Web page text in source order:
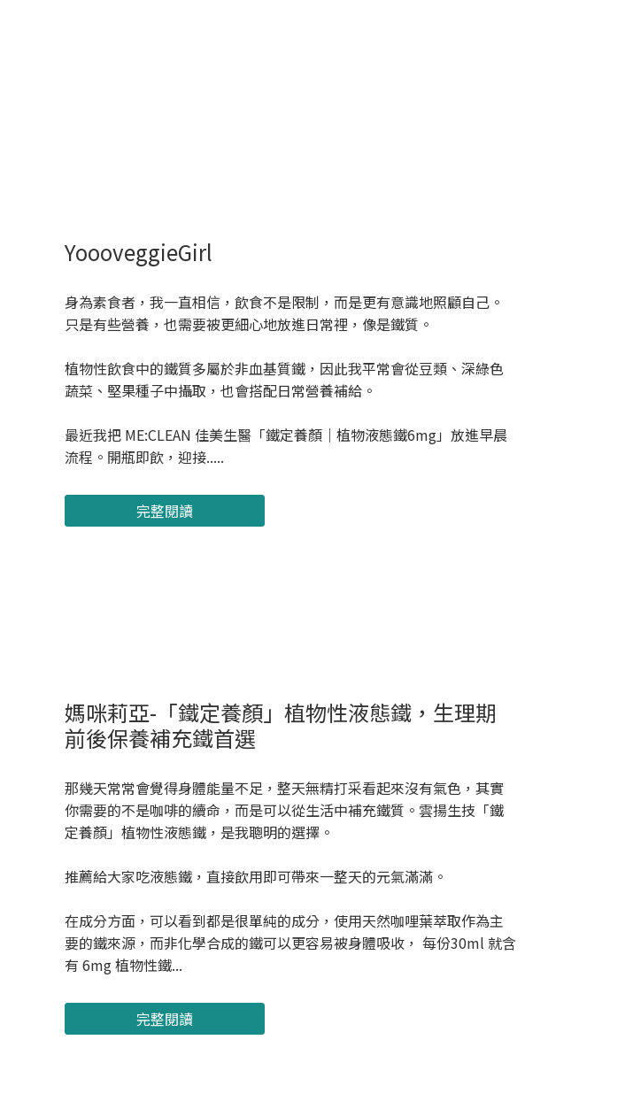
YoooveggieGirl
身為素食者，我一直相信，飲食不是限制，而是更有意識地照顧自己。
只是有些營養，也需要被更細心地放進日常裡，像是鐵質。
植物性飲食中的鐵質多屬於非血基質鐵，因此我平常會從豆類、深綠色
蔬菜、堅果種子中攝取，也會搭配日常營養補給。
最近我把 ME:CLEAN 佳美生醫「鐵定養顏｜植物液態鐵6mg」放進早晨
流程。開瓶即飲，迎接.....
完整閱讀
媽咪莉亞-「鐵定養顏」植物性液態鐵，生理期
前後保養補充鐵首選
那幾天常常會覺得身體能量不足，整天無精打采看起來沒有氣色，其實
你需要的不是咖啡的續命，而是可以從生活中補充鐵質。雲揚生技「鐵
定養顏」植物性液態鐵，是我聰明的選擇。
推薦給大家吃液態鐵，直接飲用即可帶來一整天的元氣滿滿。
在成分方面，可以看到都是很單純的成分，使用天然咖哩葉萃取作為主
要的鐵來源，而非化學合成的鐵可以更容易被身體吸收， 每份30ml 就含
有 6mg 植物性鐵...
完整閱讀